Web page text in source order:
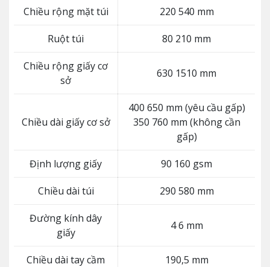
Chiều rộng mặt túi 220 540 mm
Ruột túi 80 210 mm
Chiều rộng giấy cơ
sở
630 1510 mm
Chiều dài giấy cơ sở
400 650 mm (yêu cầu gấp)
350 760 mm (không cần
gấp)
Định lượng giấy 90 160 gsm
Chiều dài túi 290 580 mm
Đường kính dây
giấy
4 6 mm
Chiều dài tay cầm 190,5 mm